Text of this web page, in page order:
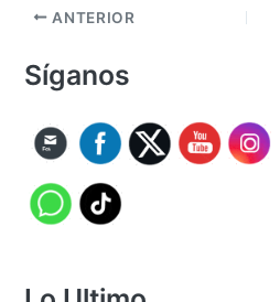
ANTERIOR
Síganos